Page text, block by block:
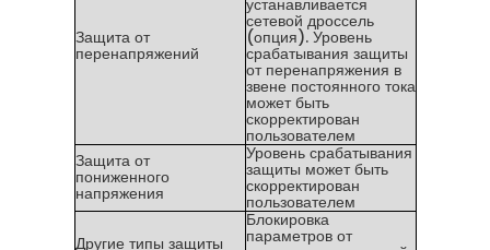
Защита от
перенапряжений
устанавливается
сетевой дроссель
(опция). Уровень
срабатывания защиты
от перенапряжения в
звене постоянного тока
может быть
скорректирован
пользователем
Защита от
пониженного
напряжения
Уровень срабатывания
защиты может быть
скорректирован
пользователем
Другие типы защиты
Блокировка
параметров от